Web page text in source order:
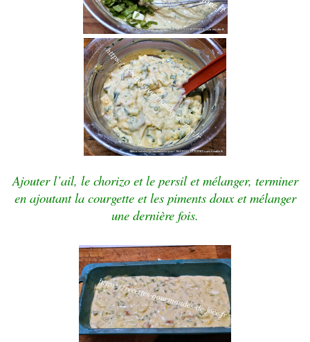
Ajouter l’ail, le chorizo et le persil et mélanger, terminer
en ajoutant la courgette et les piments doux et mélanger
une dernière fois.